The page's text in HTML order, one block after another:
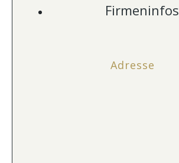
Firmeninfos
Adresse